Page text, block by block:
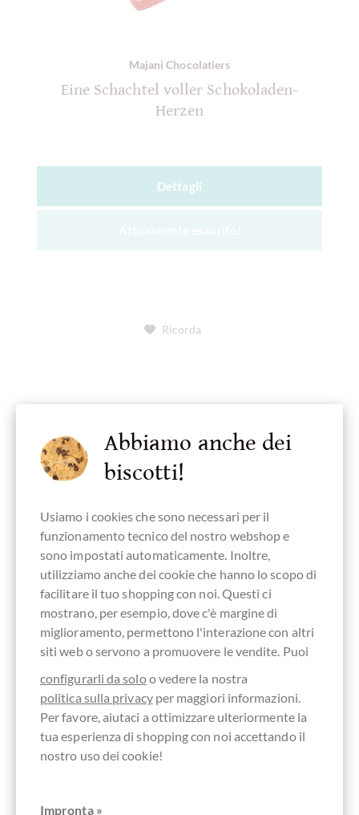
Majani Chocolatiers
Eine Schachtel voller Schokoladen-
Herzen
Dettagli
Ricorda
Was ist Palmöl?
Palmöl oder auch Palmfett genannt wird, wird aus der
Südostasien angebaut. In Indonesien und Malaysia wird
das meiste. Palmöl ist weltweit das am meisten
produzierte Pflanzenöl.
Warum wird Palmöl überhaupt
verwendet?
Palmöl wird vor allem bei Industrieprodukten eingesetzt,
die streichfähig sein und cremiger schmecken sollen. Das
können also zum Beispiel Schokocremes sein oder
Schokoladen die einen zarten Schmelz erhalten sollen,
wenn die Qualität des eingesetzten Kakaos nicht so gut
ist. In Schokolade wird zudem Palmöl für Füllungen und
Gegensatz zu anderen pflanzlichen Fetten ist Palmfett
Abbiamo anche dei
biscotti!
Usiamo i cookies che sono necessari per il
funzionamento tecnico del nostro webshop e
sono impostati automaticamente. Inoltre,
utilizziamo anche dei cookie che hanno lo scopo di
facilitare il tuo shopping con noi. Questi ci
mostrano, per esempio, dove c'è margine di
miglioramento, permettono l'interazione con altri
siti web o servono a promuovere le vendite. Puoi
configurarli da soloo vedere la nostra
politica sulla privacyper maggiori informazioni.
Per favore, aiutaci a ottimizzare ulteriormente la
tua esperienza di shopping con noi accettando il
nostro uso dei cookie!
Impronta »